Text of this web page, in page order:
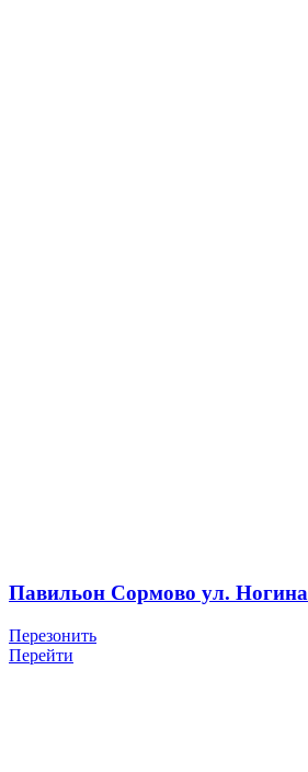
Павильон Сормово ул. Ногина
Перезонить
Перейти